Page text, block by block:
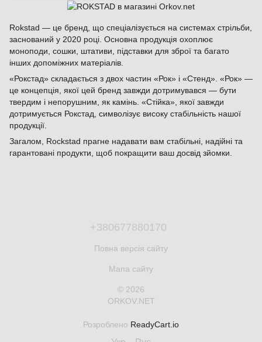
Rokstad — це бренд, що спеціалізується на системах стрільби,
заснований у 2020 році. Основна продукція охоплює
моноподи, сошки, штативи, підставки для зброї та багато
інших допоміжних матеріалів.
«Рокстад» складається з двох частин «Рок» і «Стенд». «Рок» —
це концепція, якої цей бренд завжди дотримувався — бути
твердим і непорушним, як камінь. «Стійка», якої завжди
дотримується Рокстад, символізує високу стабільність нашої
продукції.
Загалом, Rockstad прагне надавати вам стабільні, надійні та
гарантовані продукти, щоб покращити ваш досвід зйомки.
+380677880170
Повна версія сайту
Мапа сайту
© 2026
ORKOV.NET
Розроблено ReadyCart.io